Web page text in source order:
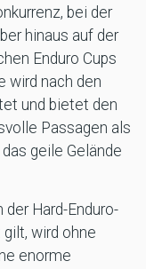
bei der
hinaus auf der
Enduro Cups
wird nach den
und bietet den
Passagen als
geile Gelände
der Hard-Enduro-
wird ohne
enorme